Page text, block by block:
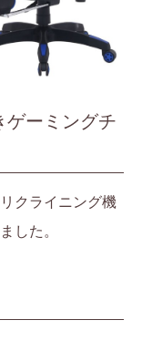
ゲーミングチ
クライニング機
した。